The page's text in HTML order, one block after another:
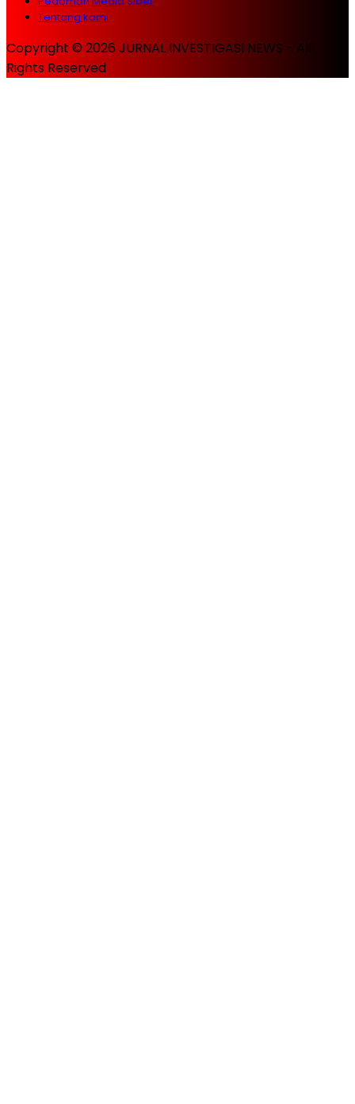
Tentang kami
Copyright © 2026 JURNAL INVESTIGASI NEWS - All
Rights Reserved